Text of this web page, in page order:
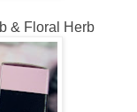
& Floral Herb